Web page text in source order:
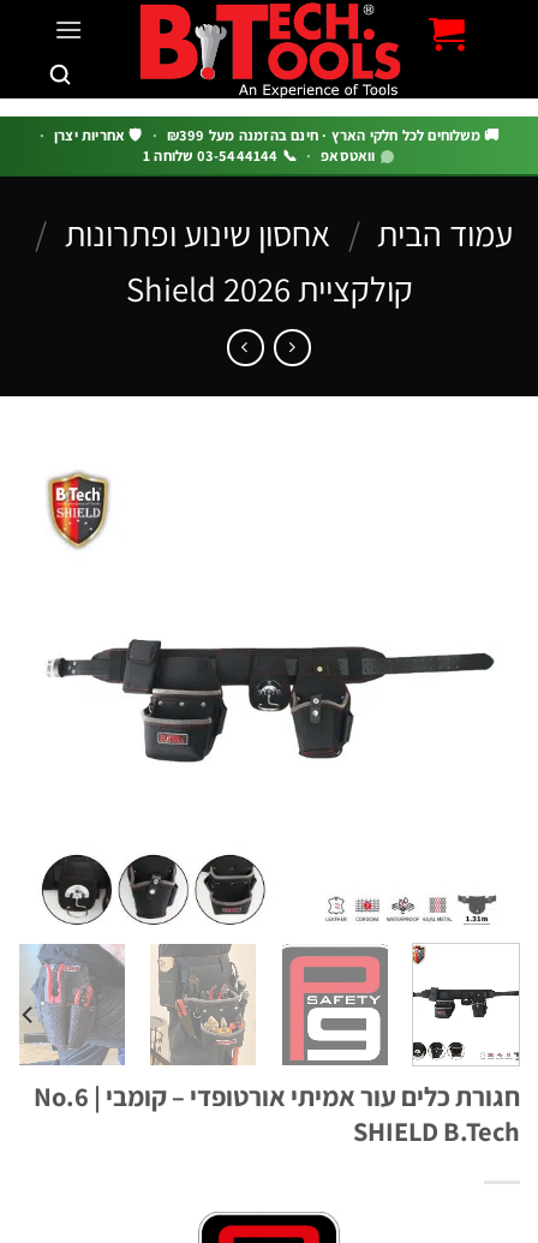
משלוחים לכל חלקי הארץ · חינם בהזמנה מעל ₪399 · 🛡️ אחריות יצרן ·
וואטסאפ · 📞 03-5444144 שלוחה 1
הבית / אחסון שינוע ופתרונות /
קולקציית Shield 2026
חגורת כלים עור אמיתי אורטופדי – קומבי No.6 |
SHIELD